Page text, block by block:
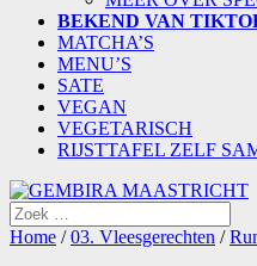
BEKEND VAN
MATCHA’S
MENU’S
SATE
VEGAN
VEGETARISCH
RIJSTTAFEL ZELF
Home /03. Vleesgerechten /